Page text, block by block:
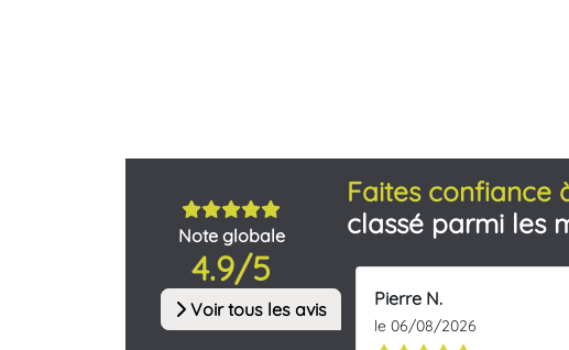
Note globale
4.9/5
Voir tous les avis
Faites confiance
classé parmi les
Pierre N.
le 06/08/2026